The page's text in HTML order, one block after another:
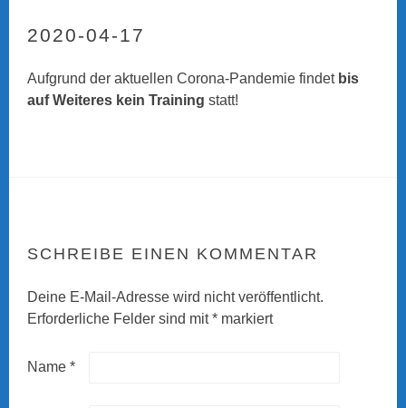
2020-04-17
Aufgrund der aktuellen Corona-Pandemie findet bis
auf Weiteres kein Training statt!
SCHREIBE EINEN KOMMENTAR
Deine E-Mail-Adresse wird nicht veröffentlicht.
Erforderliche Felder sind mit* markiert
Name*